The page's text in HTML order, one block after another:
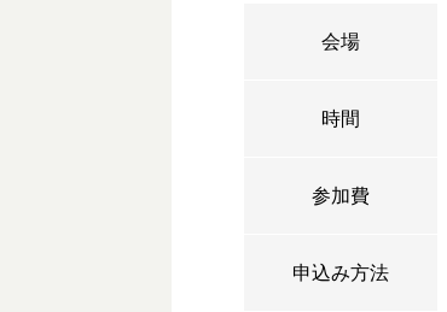
会場
時間
参加費
申込み方法